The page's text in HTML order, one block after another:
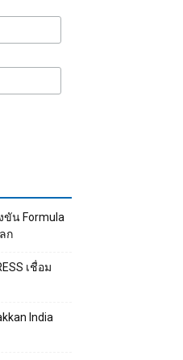
ขัน Formula
ก
เชื่อม
India